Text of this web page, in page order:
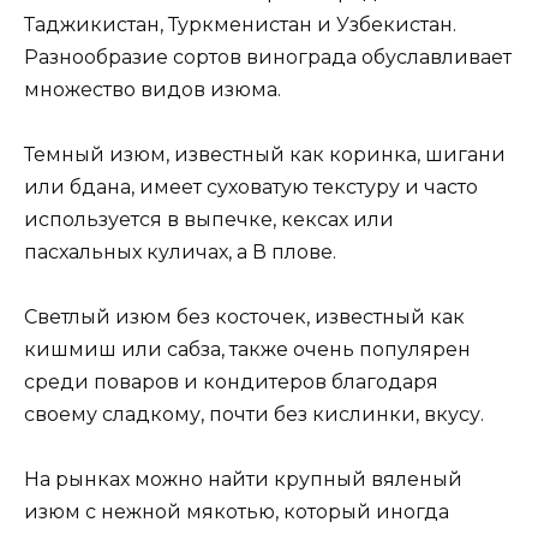
Таджикистан, Туркменистан и Узбекистан.
Разнообразие сортов винограда обуславливает
множество видов изюма.
Темный изюм, известный как коринка, шигани
или бдана, имеет суховатую текстуру и часто
используется в выпечке, кексах или
пасхальных куличах, а В плове.
Светлый изюм без косточек, известный как
кишмиш или сабза, также очень популярен
среди поваров и кондитеров благодаря
своему сладкому, почти без кислинки, вкусу.
На рынках можно найти крупный вяленый
изюм с нежной мякотью, который иногда